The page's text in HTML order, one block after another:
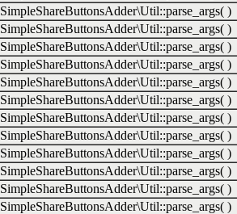
SimpleShareButtonsAdder\Util::parse_args( )
SimpleShareButtonsAdder\Util::parse_args( )
SimpleShareButtonsAdder\Util::parse_args( )
SimpleShareButtonsAdder\Util::parse_args( )
SimpleShareButtonsAdder\Util::parse_args( )
SimpleShareButtonsAdder\Util::parse_args( )
SimpleShareButtonsAdder\Util::parse_args( )
SimpleShareButtonsAdder\Util::parse_args( )
SimpleShareButtonsAdder\Util::parse_args( )
SimpleShareButtonsAdder\Util::parse_args( )
SimpleShareButtonsAdder\Util::parse_args( )
SimpleShareButtonsAdder\Util::parse_args( )